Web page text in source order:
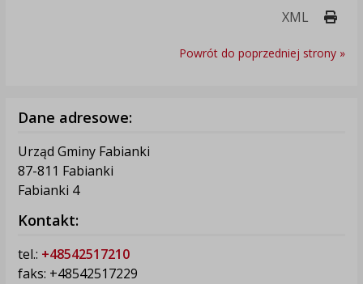
XML
Powrót do poprzedniej strony »
Dane adresowe:
Urząd Gminy Fabianki
87-811 Fabianki
Fabianki 4
Kontakt:
tel.: +48542517210
faks: +48542517229